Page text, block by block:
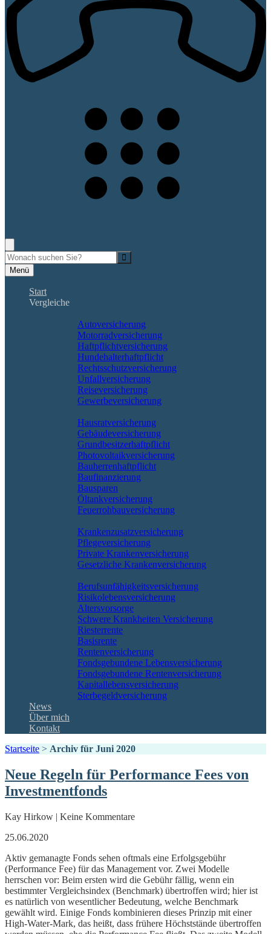
Menü
Start
Vergleiche
Autoversicherung
Motorradversicherung
Haftpflichtversicherung
Hundehalterhaftpflicht
Rechtsschutzversicherung
Unfallversicherung
Reiseversicherung
Gewerbeversicherung
Hausratversicherung
Gebäudeversicherung
Grundbesitzerhaftpflicht
Photovoltaikversicherung
Bauherrenhaftpflicht
Baufinanzierung
Bausparen
Öltankversicherung
Feuerrohbauversicherung
Krankenzusatzversicherung
Pflegeversicherung
Private Krankenversicherung
Gesetzliche Krankenversicherung
Berufs­unfähigkeitsversicherung
Risikolebensversicherung
Altersvorsorge
Schwere Krankheiten Versicherung
Riesterrente
Basisrente
Rentenversicherung
Fondsgebundene Lebensversicherung
Fondsgebundene Rentenversicherung
Kapitallebensversicherung
Sterbegeldversicherung
News
Über mich
Kontakt
Startseite > Archiv für Juni 2020
Neue Regeln für Performance Fees von
Investmentfonds
Kay Hirkow | Keine Kommentare
25.06.2020
Aktiv gemanagte Fonds sehen oftmals eine Erfolgsgebühr
(Performance Fee) für das Management vor. Zwei Modelle
herrschen vor: Beim ersten wird die Gebühr fällig, wenn ein
bestimmter Vergleichsindex (Benchmark) übertroffen wird; hier ist
es natürlich von wesentlicher Bedeutung, welche Benchmark
gewählt wird. Einige Fonds kombinieren dieses Prinzip mit einer
High-Water-Mark, das heißt, dass frühere Höchststände übertroffen